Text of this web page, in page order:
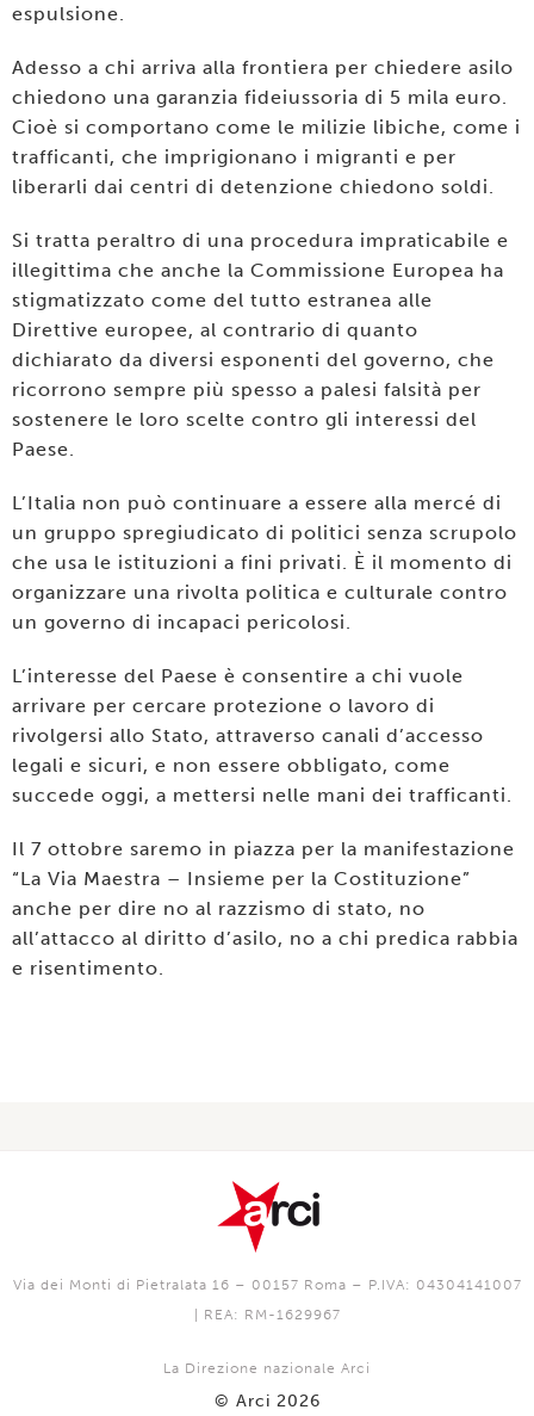
espulsione.
Adesso a chi arriva alla frontiera per chiedere asilo
chiedono una garanzia fideiussoria di 5 mila euro.
Cioè si comportano come le milizie libiche, come i
trafficanti, che imprigionano i migranti e per
liberarli dai centri di detenzione chiedono soldi.
Si tratta peraltro di una procedura impraticabile e
illegittima che anche la Commissione Europea ha
stigmatizzato come del tutto estranea alle
Direttive europee, al contrario di quanto
dichiarato da diversi esponenti del governo, che
ricorrono sempre più spesso a palesi falsità per
sostenere le loro scelte contro gli interessi del
Paese.
L’Italia non può continuare a essere alla mercé di
un gruppo spregiudicato di politici senza scrupolo
che usa le istituzioni a fini privati. È il momento di
organizzare una rivolta politica e culturale contro
un governo di incapaci pericolosi.
L’interesse del Paese è consentire a chi vuole
arrivare per cercare protezione o lavoro di
rivolgersi allo Stato, attraverso canali d’accesso
legali e sicuri, e non essere obbligato, come
succede oggi, a mettersi nelle mani dei trafficanti.
Il 7 ottobre saremo in piazza per la manifestazione
“La Via Maestra – Insieme per la Costituzione”
anche per dire no al razzismo di stato, no
all’attacco al diritto d’asilo, no a chi predica rabbia
e risentimento.
Via dei Monti di Pietralata 16 – 00157 Roma – P.IVA: 04304141007
| REA: RM-1629967
La Direzione nazionale Arci
© Arci 2026